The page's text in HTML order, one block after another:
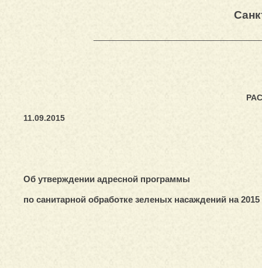
11.09.2015
Об утверждении адресной программы
по санитарной обработке зеленых насаждений на 2015